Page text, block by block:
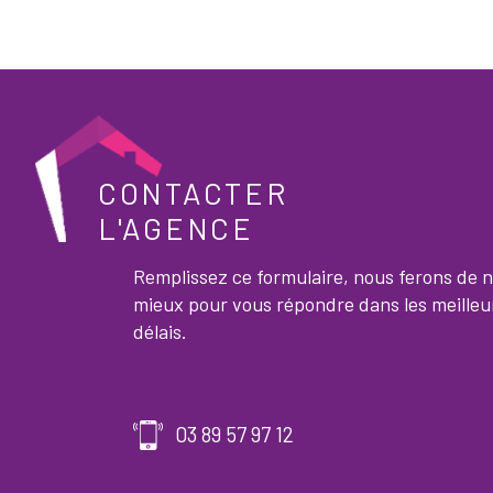
CONTACTER
L'AGENCE
Remplissez ce formulaire, nous ferons de
mieux pour vous répondre dans les
délais.
03 89 57 97 12